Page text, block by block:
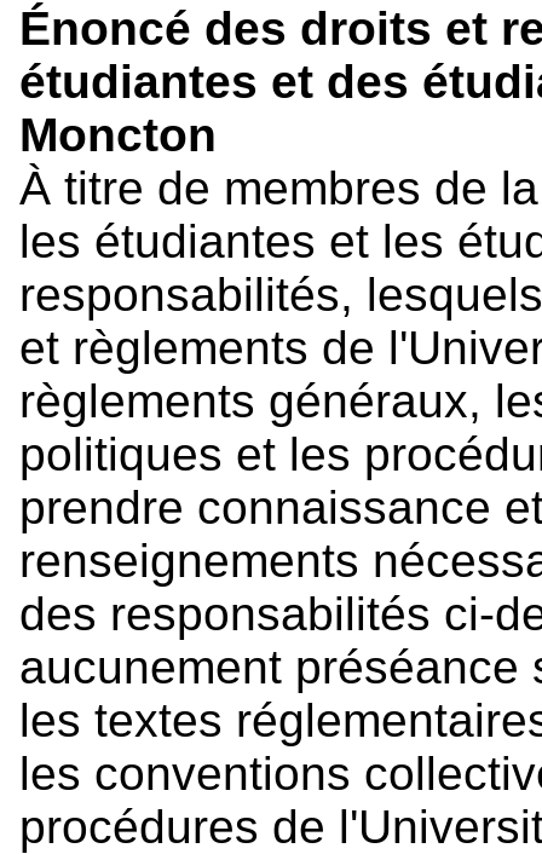
Énoncé des droits et
étudiantes et des
Moncton
À titre de membres de
les étudiantes et les
responsabilités,
et règlements de
règlements généraux,
politiques et les
prendre connaissance
renseignements
des responsabilités ci-
aucunement préséance
les textes
les conventions
procédures de